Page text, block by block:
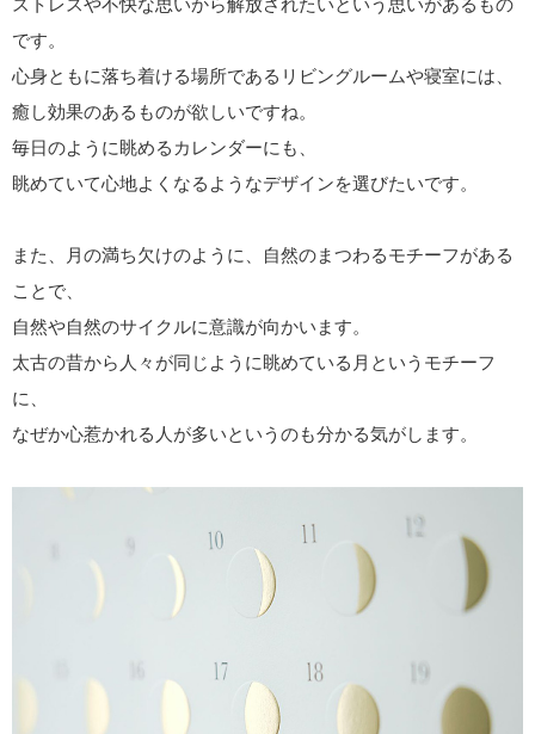
です。
心身ともに落ち着ける場所であるリビングルームや寝室には、
癒し効果のあるものが欲しいですね。
毎日のように眺めるカレンダーにも、
眺めていて心地よくなるようなデザインを選びたいです。
また、月の満ち欠けのように、自然のまつわるモチーフがある
ことで、
自然や自然のサイクルに意識が向かいます。
太古の昔から人々が同じように眺めている月というモチーフ
に、
なぜか心惹かれる人が多いというのも分かる気がします。